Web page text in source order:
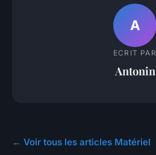
A
ECRIT PAR
Antonin
← Voir tous les articles Matériel